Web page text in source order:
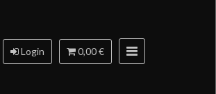
Login 0,00 €